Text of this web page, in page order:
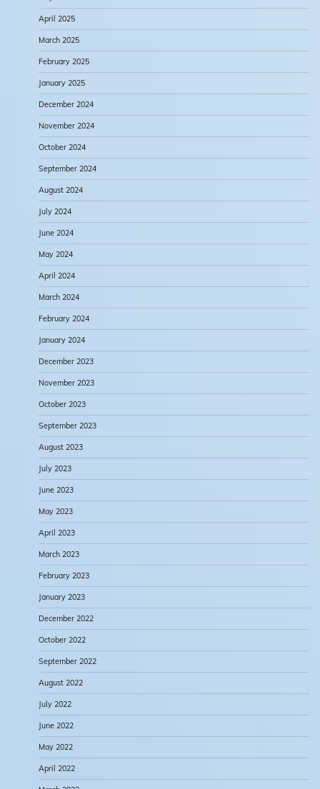
April 2025
March 2025
February 2025
January 2025
December 2024
November 2024
October 2024
September 2024
August 2024
July 2024
June 2024
May 2024
April 2024
March 2024
February 2024
January 2024
December 2023
November 2023
October 2023
September 2023
August 2023
July 2023
June 2023
May 2023
April 2023
March 2023
February 2023
January 2023
December 2022
October 2022
September 2022
August 2022
July 2022
June 2022
May 2022
April 2022